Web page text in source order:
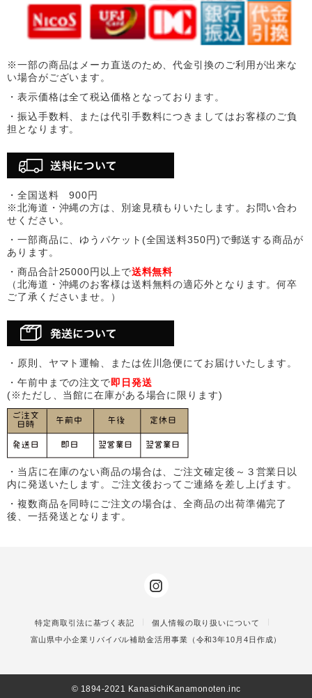
※一部の商品はメーカ直送のため、代金引換のご利用が出来な
い場合がございます。
・表示価格は全て税込価格となっております。
・振込手数料、または代引手数料につきましてはお客様のご負
担となります。
・全国送料 900円
※北海道・沖縄の方は、別途見積もりいたします。お問い合わ
せください。
・一部商品に、ゆうパケット(全国送料350円)で郵送する商品が
あります。
・商品合計25000円以上で送料無料
（北海道・沖縄のお客様は送料無料の適応外となります。何卒
ご了承くださいませ。）
・原則、ヤマト運輸、または佐川急便にてお届けいたします。
・午前中までの注文で即日発送
(※ただし、当館に在庫がある場合に限ります)
・当店に在庫のない商品の場合は、ご注文確定後～３営業日以
内に発送いたします。ご注文後おってご連絡を差し上げます。
・複数商品を同時にご注文の場合は、全商品の出荷準備完了
後、一括発送となります。
特定商取引法に基づく表記
個人情報の取り扱いについて
富山県中小企業リバイバル補助金活用事業（令和3年10月4日作成）
©️ 1894-2021 KanasichiKanamonoten.inc